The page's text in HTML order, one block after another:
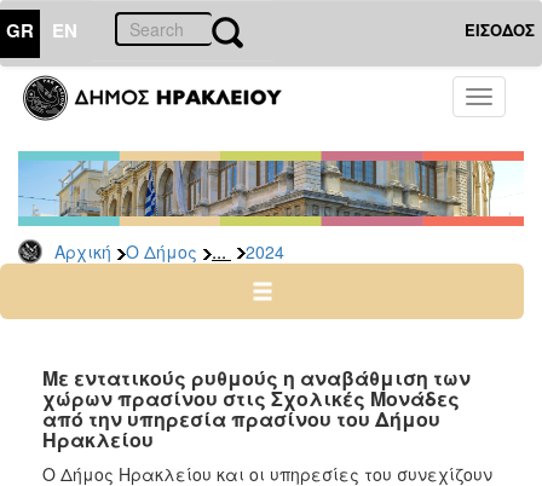
GR EN ΕΙΣΟΔΟΣ
Toggle
Αρχική Ο Δήμος ... 2024
ΔΗΜΟΣ
Δελτία
Τύπου
Αρχείο
2026
2024
2022
2021
2020
Με εντατικούς ρυθμούς η αναβάθμιση των
χώρων πρασίνου στις Σχολικές Μονάδες
από την υπηρεσία πρασίνου του Δήμου
Ηρακλείου
Ο Δήμος Ηρακλείου και οι υπηρεσίες του συνεχίζουν